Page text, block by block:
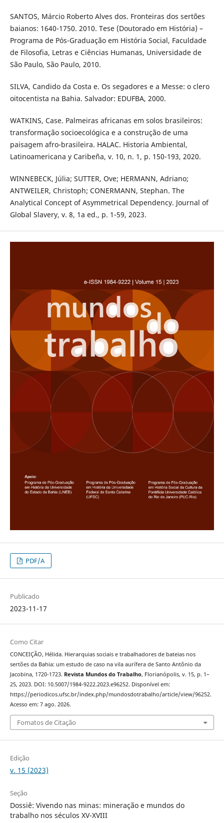
SANTOS, Márcio Roberto Alves dos. Fronteiras dos sertões
baianos: 1640-1750. 2010. Tese (Doutorado em História) –
Programa de Pós-Graduação em História Social, Faculdade
de Filosofia, Letras e Ciências Humanas, Universidade de
São Paulo, São Paulo, 2010.
SILVA, Candido da Costa e. Os segadores e a Messe: o clero
oitocentista na Bahia. Salvador: EDUFBA, 2000.
WATKINS, Case. Palmeiras africanas em solos brasileiros:
transformação socioecológica e a construção de uma
paisagem afro-brasileira. HALAC. Historia Ambiental,
Latinoamericana y Caribeña, v. 10, n. 1, p. 150-193, 2020.
WINNEBECK, Júlia; SUTTER, Ove; HERMANN, Adriano;
ANTWEILER, Christoph; CONERMANN, Stephan. The
Analytical Concept of Asymmetrical Dependency. Journal of
Global Slavery, v. 8, 1a ed., p. 1-59, 2023.
PDF/A
Publicado
2023-11-17
Como Citar
CONCEIÇÃO, Hélida. Hierarquias sociais e trabalhadores de bateias nos
sertões da Bahia: um estudo de caso na vila aurífera de Santo Antônio da
Jacobina, 1720-1723. Revista Mundos do Trabalho, Florianópolis, v. 15, p. 1–
25, 2023. DOI: 10.5007/1984-9222.2023.e96252. Disponível em:
https://periodicos.ufsc.br/index.php/mundosdotrabalho/article/view/96252.
Acesso em: 7 ago. 2026.
Fomatos de Citação
Edição
v. 15 (2023)
Seção
Dossiê: Vivendo nas minas: mineração e mundos do
trabalho nos séculos XV-XVIII